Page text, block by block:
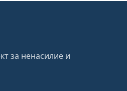
за ненасилие и